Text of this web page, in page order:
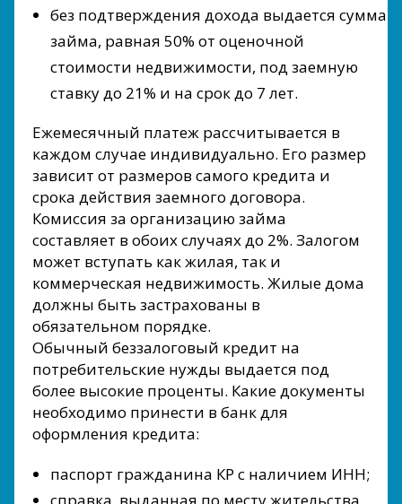
без подтверждения дохода выдается сумма
займа, равная 50% от оценочной
стоимости недвижимости, под заемную
ставку до 21% и на срок до 7 лет.
Ежемесячный платеж рассчитывается в
каждом случае индивидуально. Его размер
зависит от размеров самого кредита и
срока действия заемного договора.
Комиссия за организацию займа
составляет в обоих случаях до 2%. Залогом
может вступать как жилая, так и
коммерческая недвижимость. Жилые дома
должны быть застрахованы в
обязательном порядке.
Обычный беззалоговый кредит на
потребительские нужды выдается под
более высокие проценты. Какие документы
необходимо принести в банк для
оформления кредита:
паспорт гражданина КР с наличием ИНН;